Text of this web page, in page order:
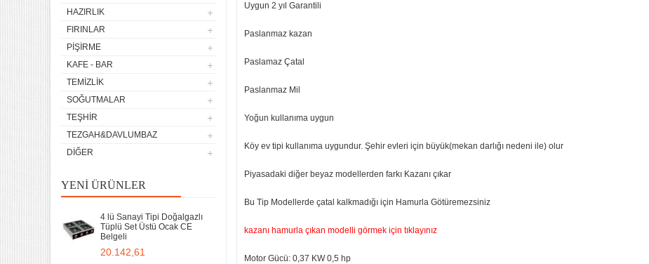
HAZIRLIK
FIRINLAR
PIŞIRME
KAFE - BAR
TEMIZLIK
SOĞUTMALAR
TEŞHIR
TEZGAH&DAVLUMBAZ
DIĞER
YENI ÜRÜNLER
4 lü Sanayi Tipi Doğalgazlı
Tüplü Set Üstü Ocak CE
Belgeli
20.142,61
Uygun 2 yıl Garantili
Paslanmaz kazan
Paslamaz Çatal
Paslanmaz Mil
Yoğun kullanıma uygun
Köy ev tipi kullanıma uygundur. Şehir evleri için büyük(mekan darlığı nedeni ile) olur
Piyasadaki diğer beyaz modellerden farkı Kazanı çıkar
Bu Tip Modellerde çatal kalkmadığı için Hamurla Götüremezsiniz
kazanı hamurla çıkan modelli görmek için tıklayınız
Motor Gücü: 0,37 KW 0,5 hp